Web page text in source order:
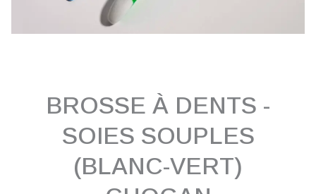
BROSSE À DENTS -
SOIES SOUPLES
(BLANC-VERT)